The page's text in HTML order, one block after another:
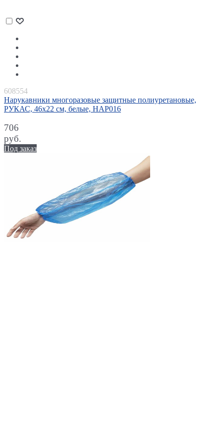
608554
Нарукавники многоразовые защитные полиуретановые,
РУКАС, 46х22 см, белые, НАР016
706
руб.
Под заказ